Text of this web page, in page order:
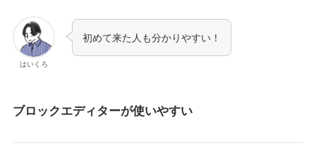
はいくろ
初めて来た人も分かりやすい！
ブロックエディターが使いやすい